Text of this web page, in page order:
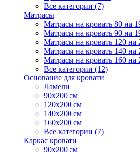
Все категории (7)
Матрасы
Матрасы на кровать 80 на
Матрасы на кровать 90 на
Матрасы на кровать 120 на
Матрасы на кровать 140 на
Матрасы на кровать 160 на
Все категории (12)
Основание для кровати
Ламели
90х200 см
120х200 см
140х200 см
160х200 см
Все категории (7)
Каркас кровати
90х200 см